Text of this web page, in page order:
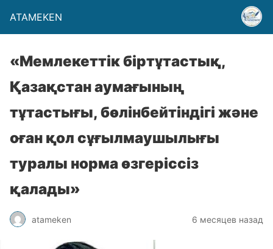
ATAMEKEN
«Мемлекеттік біртұтастық,
Қазақстан аумағының
тұтастығы, бөлінбейтіндігі және
оған қол сұғылмаушылығы
туралы норма өзгеріссіз
қалады»
atameken 6 месяцев назад